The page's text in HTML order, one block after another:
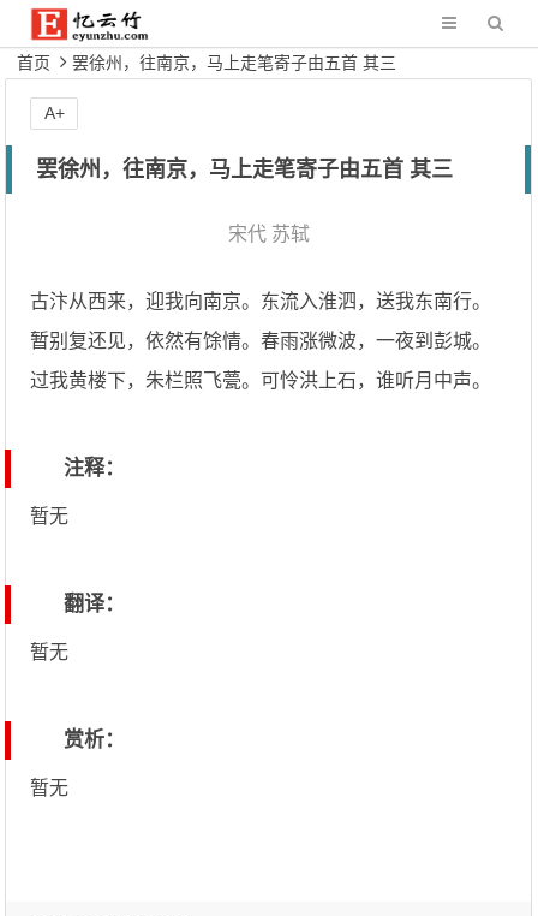
首页 罢徐州，往南京，马上走笔寄子由五首 其三
罢徐州，往南京，马上走笔寄子由五首 其三
宋代 苏轼
古汴从西来，迎我向南京。东流入淮泗，送我东南行。
暂别复还见，依然有馀情。春雨涨微波，一夜到彭城。
过我黄楼下，朱栏照飞甍。可怜洪上石，谁听月中声。
注释：
暂无
翻译：
暂无
赏析：
暂无
A+